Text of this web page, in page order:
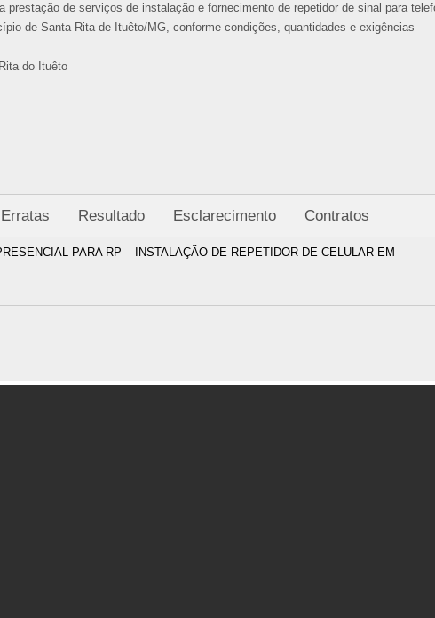
prestação de serviços de instalação e fornecimento de repetidor de sinal para
de Santa Rita de Ituêto/MG, conforme condições, quantidades e exigências
do Ituêto
Resultado Esclarecimento Contratos
PARA RP – INSTALAÇÃO DE REPETIDOR DE CELULAR EM